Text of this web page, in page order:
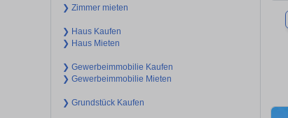
❯ Zimmer mieten
❯ Haus Kaufen
❯ Haus Mieten
❯ Gewerbeimmobilie Kaufen
❯ Gewerbeimmobilie Mieten
❯ Grundstück Kaufen